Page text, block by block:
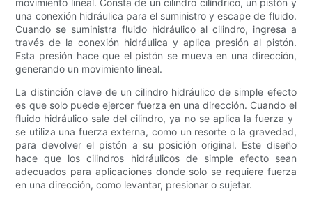
movimiento lineal. Consta de un cilindro cilíndrico, un pistón y
una conexión hidráulica para el suministro y escape de fluido.
Cuando se suministra fluido hidráulico al cilindro, ingresa a
través de la conexión hidráulica y aplica presión al pistón.
Esta presión hace que el pistón se mueva en una dirección,
generando un movimiento lineal.
La distinción clave de un cilindro hidráulico de simple efecto
es que solo puede ejercer fuerza en una dirección. Cuando el
fluido hidráulico sale del cilindro, ya no se aplica la fuerza y ​​
se utiliza una fuerza externa, como un resorte o la gravedad,
para devolver el pistón a su posición original. Este diseño
hace que los cilindros hidráulicos de simple efecto sean
adecuados para aplicaciones donde solo se requiere fuerza
en una dirección, como levantar, presionar o sujetar.